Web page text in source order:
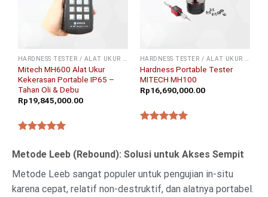
Mitech MH600 Alat Ukur
Kekerasan Portable IP65 –
Tahan Oli & Debu
Rp19,845,000.00
Hardness Portable Tester
MITECH MH100
Rp16,690,000.00
Metode Leeb (Rebound): Solusi untuk Akses Sempit
Metode Leeb sangat populer untuk pengujian in-situ
karena cepat, relatif non-destruktif, dan alatnya portabel.